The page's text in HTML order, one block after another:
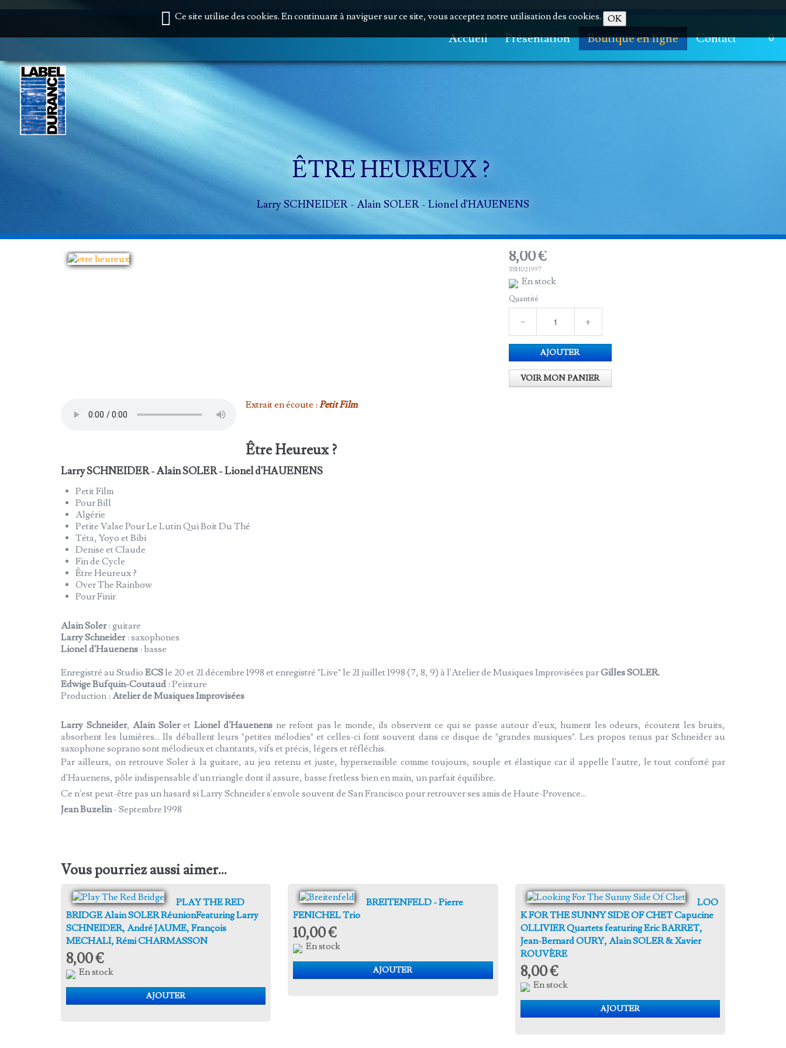
Ce site utilise des cookies. En continuant à naviguer sur ce site, vous acceptez notre utilisation des cookies. OK
Accueil Présentation Boutique en ligne Contact 0
ÊTRE HEUREUX ?
Larry SCHNEIDER - Alain SOLER - Lionel d'HAUENENS
8,00 €
SSH021997
En stock
Quantité
− +
AJOUTER
VOIR MON PANIER
Extrait en écoute : Petit Film
Être Heureux ?
Larry SCHNEIDER - Alain SOLER - Lionel d'HAUENENS
Petit Film
Pour Bill
Algérie
Petite Valse Pour Le Lutin Qui Boit Du Thé
Téta, Yoyo et Bibi
Denise et Claude
Fin de Cycle
Être Heureux ?
Over The Rainbow
Pour Finir
Alain Soler: guitare
Larry Schneider : saxophones
Lionel d'Hauenens : basse
Enregistré au Studio ECSle 20 et 21 décembre 1998 et enregistré "Live" le 21 juillet 1998 (7, 8, 9) à l'Atelier de Musiques Improvisées parGilles SOLER.
Edwige Bufquin-Coutaud : Peinture
Production : Atelier de Musiques Improvisées
Larry Schneider, Alain Soleret Lionel d'Hauenens ne refont pas le monde, ils observent ce qui se passe autour d'eux, hument les odeurs, écoutent les bruits,
absorbent les lumières... Ils déballent leurs "petites mélodies" et celles-ci font souvent dans ce disque de "grandes musiques". Les propos tenus par Schneider au
saxophone soprano sont mélodieux et chantants, vifs et précis, légers et réfléchis.
Par ailleurs, on retrouve Soler à la guitare, au jeu retenu et juste, hypersensible comme toujours, souple et élastique car il appelle l'autre, le tout conforté par
d'Hauenens, pôle indispensable d'un triangle dont il assure, basse fretless bien en main, un parfait équilibre.
Ce n'est peut-être pas un hasard si Larry Schneider s'envole souvent de San Francisco pour retrouver ses amis de Haute-Provence...
Jean Buzelin- Septembre 1998
Vous pourriez aussi aimer...
PLAY THE RED
BRIDGE Alain SOLER RéunionFeaturing Larry
SCHNEIDER, André JAUME, François
MECHALI, Rémi CHARMASSON
8,00 €
En stock
AJOUTER
BREITENFELD - Pierre
FENICHEL Trio
10,00 €
En stock
AJOUTER
LOO
K FOR THE SUNNY SIDE OF CHET Capucine
OLLIVIER Quartets featuring Eric BARRET,
Jean-Bernard OURY, Alain SOLER & Xavier
ROUVÈRE
8,00 €
En stock
AJOUTER